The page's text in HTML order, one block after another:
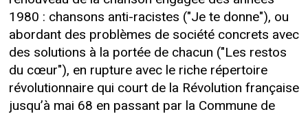
1980 : chansons anti-racistes ("Je te donne"), ou
abordant des problèmes de société concrets avec
des solutions à la portée de chacun ("Les restos
du cœur"), en rupture avec le riche répertoire
révolutionnaire qui court de la Révolution française
jusqu’à mai 68 en passant par la Commune de